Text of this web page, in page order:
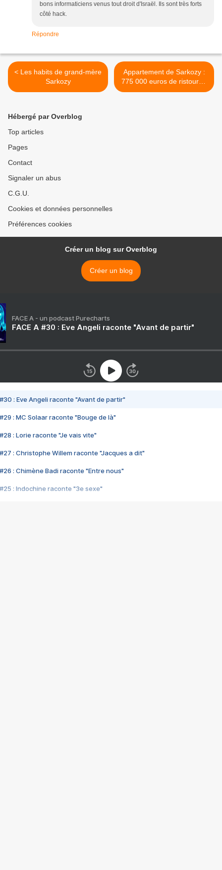
bons informaticiens venus tout droit d'Israël. Ils sont très forts
côté hack.
Répondre
< Les habits de grand-mère
Sarkozy
Appartement de Sarkozy :
775 000 euros de ristourne
pour le promoteur >
Hébergé par Overblog
Top articles
Pages
Contact
Signaler un abus
C.G.U.
Cookies et données personnelles
Préférences cookies
Créer un blog sur Overblog
Créer un blog
FACE A - un podcast Purecharts
FACE A #30 : Eve Angeli raconte "Avant de partir"
#30 : Eve Angeli raconte "Avant de partir"
#29 : MC Solaar raconte "Bouge de là"
#28 : Lorie raconte "Je vais vite"
#27 : Christophe Willem raconte "Jacques a dit"
#26 : Chimène Badi raconte "Entre nous"
#25 : Indochine raconte "3e sexe"